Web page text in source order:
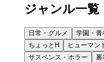
ジャンル一覧
日常・グルメ 学園・青
ちょっとH
ヒューマン
サスペンス・ホラー
裏